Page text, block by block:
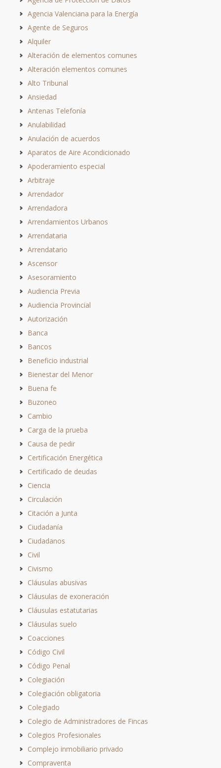
Agencia Valenciana para la Energía
Agente de Seguros
Alquiler
Alteración de elementos comunes
Alteración elementos comunes
Alto Tribunal
Ansiedad
Antenas Telefonía
Anulabilidad
Anulación de acuerdos
Aparatos de Aire Acondicionado
Apoderamiento especial
Arbitraje
Arrendador
Arrendadora
Arrendamientos Urbanos
Arrendataria
Arrendatario
Ascensor
Asesoramiento
Audiencia Previa
Audiencia Provincial
Autorización
Banca
Bancos
Beneficio industrial
Bienestar del Menor
Buena fe
Buzoneo
Cambio
Carga de la prueba
Causa de pedir
Certificación Energética
Certificado de deudas
Ciencia
Circulación
Citación a Junta
Ciudadanía
Ciudadanos
Civil
Civismo
Cláusulas abusivas
Cláusulas de exoneración
Cláusulas estatutarias
Cláusulas suelo
Coacciones
Código Civil
Código Penal
Colegiación
Colegiación obligatoria
Colegiado
Colegio de Administradores de Fincas
Colegios Profesionales
Complejo inmobiliario privado
Compraventa